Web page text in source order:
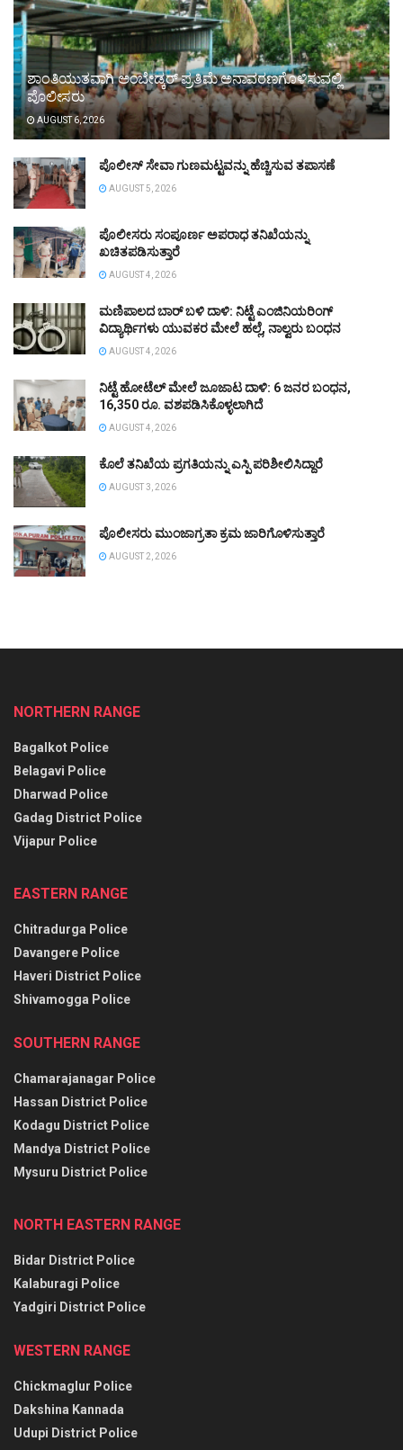
ಶಾಂತಿಯುತವಾಗಿ ಅಂಬೇಡ್ಕರ್ ಪ್ರತಿಮೆ ಅನಾವರಣಗೊಳಿಸುವಲ್ಲಿ
ಪೊಲೀಸರು
AUGUST 6, 2026
ಪೊಲೀಸ್ ಸೇವಾ ಗುಣಮಟ್ಟವನ್ನು ಹೆಚ್ಚಿಸುವ ತಪಾಸಣೆ
AUGUST 5, 2026
ಪೊಲೀಸರು ಸಂಪೂರ್ಣ ಅಪರಾಧ ತನಿಖೆಯನ್ನು
ಖಚಿತಪಡಿಸುತ್ತಾರೆ
AUGUST 4, 2026
ಮಣಿಪಾಲದ ಬಾರ್ ಬಳಿ ದಾಳಿ: ನಿಟ್ಟೆ ಎಂಜಿನಿಯರಿಂಗ್
ವಿದ್ಯಾರ್ಥಿಗಳು ಯುವಕರ ಮೇಲೆ ಹಲ್ಲೆ, ನಾಲ್ವರು ಬಂಧನ
AUGUST 4, 2026
ನಿಟ್ಟೆ ಹೋಟೆಲ್ ಮೇಲೆ ಜೂಜಾಟ ದಾಳಿ: 6 ಜನರ ಬಂಧನ,
16,350 ರೂ. ವಶಪಡಿಸಿಕೊಳ್ಳಲಾಗಿದೆ
AUGUST 4, 2026
ಕೊಲೆ ತನಿಖೆಯ ಪ್ರಗತಿಯನ್ನು ಎಸ್ಪಿ ಪರಿಶೀಲಿಸಿದ್ದಾರೆ
AUGUST 3, 2026
ಪೊಲೀಸರು ಮುಂಜಾಗ್ರತಾ ಕ್ರಮ ಜಾರಿಗೊಳಿಸುತ್ತಾರೆ
AUGUST 2, 2026
NORTHERN RANGE
Bagalkot Police
Belagavi Police
Dharwad Police
Gadag District Police
Vijapur Police
EASTERN RANGE
Chitradurga Police
Davangere Police
Haveri District Police
Shivamogga Police
SOUTHERN RANGE
Chamarajanagar Police
Hassan District Police
Kodagu District Police
Mandya District Police
Mysuru District Police
NORTH EASTERN RANGE
Bidar District Police
Kalaburagi Police
Yadgiri District Police
WESTERN RANGE
Chickmaglur Police
Dakshina Kannada
Udupi District Police